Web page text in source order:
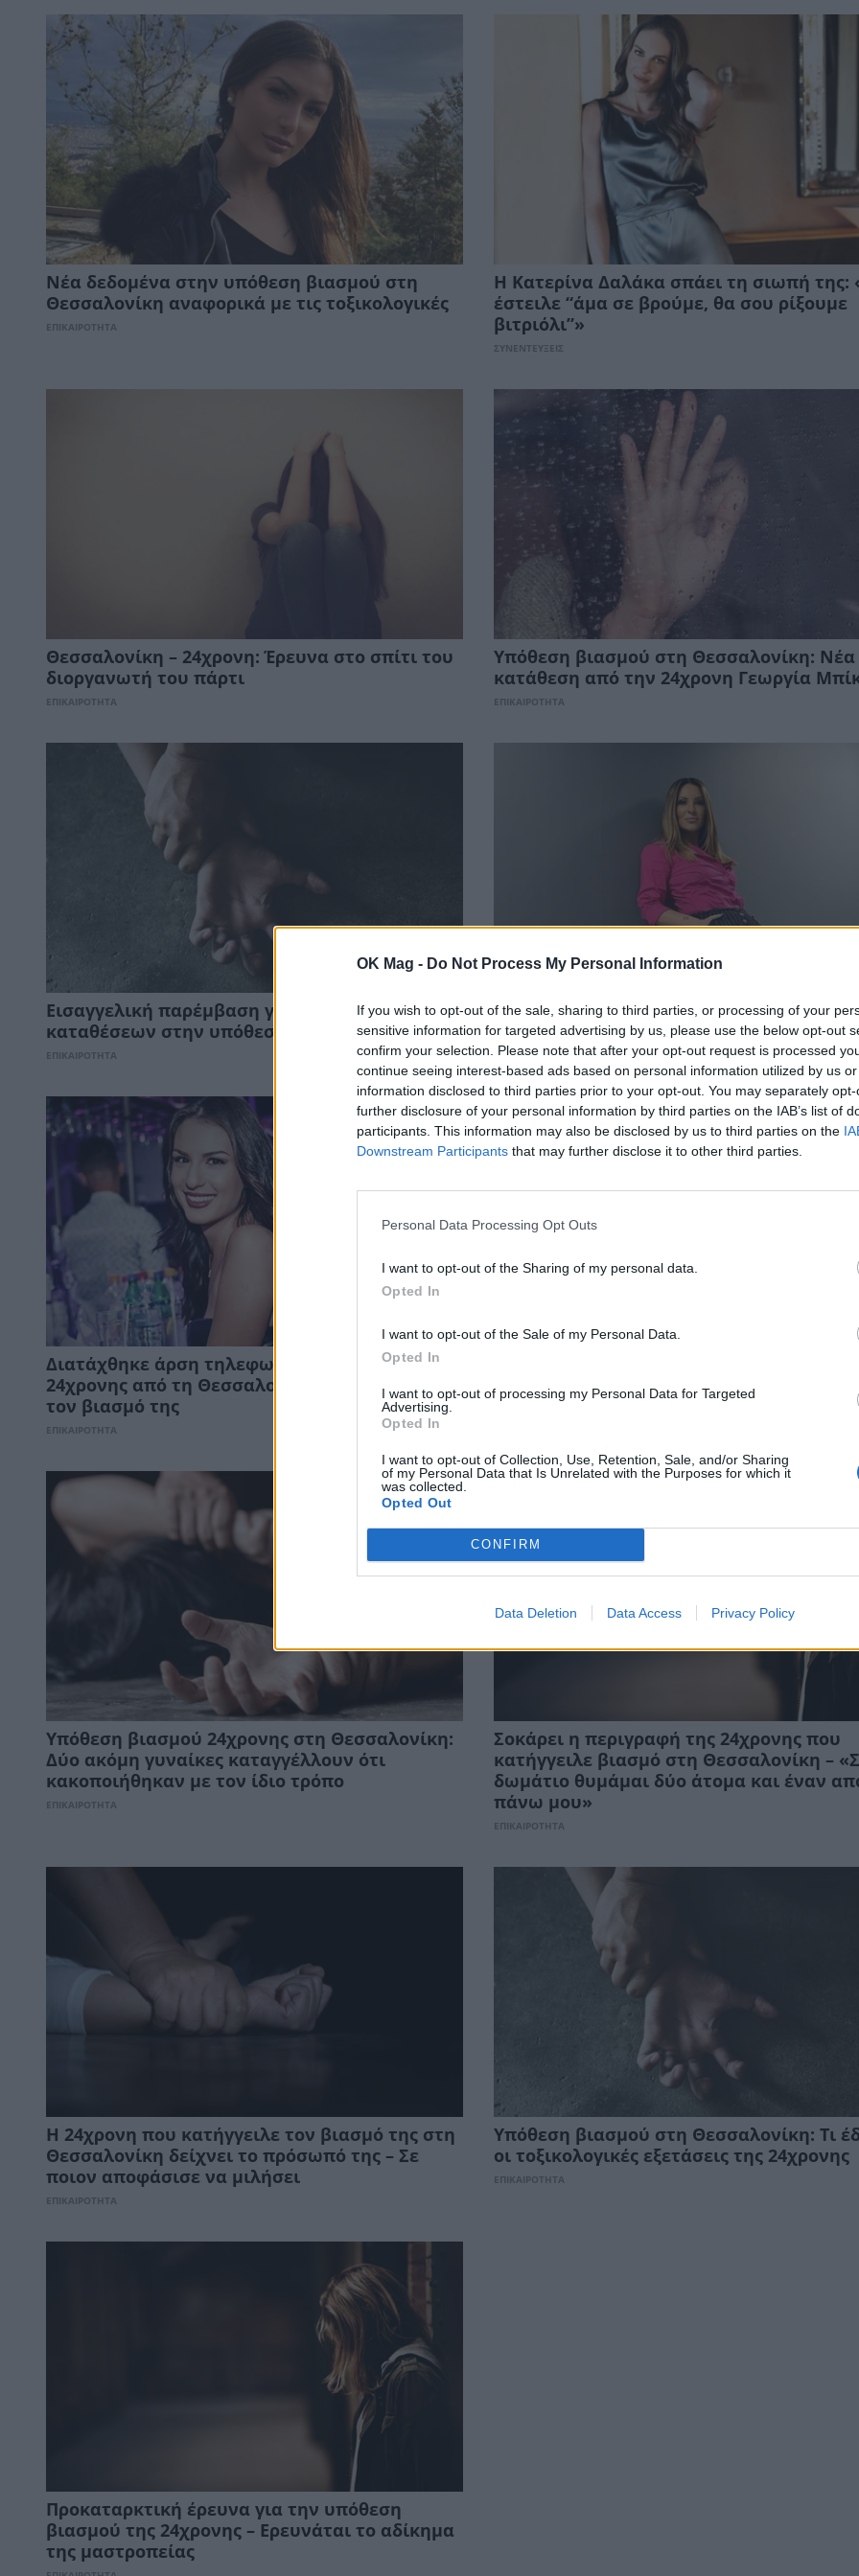
OK Mag - Do Not Process My Personal Information
If you wish to opt-out of the sale, sharing to third parties, or processing of your
sensitive information for targeted advertising by us, please use the below opt-out
confirm your selection. Please note that after your opt-out request is processed
continue seeing interest-based ads based on personal information utilized by us
information disclosed to third parties prior to your opt-out. You may separately
further disclosure of your personal information by third parties on the IAB’s list of
participants. This information may also be disclosed by us to third parties on the
Downstream Participants that may further disclose it to other third parties.
Personal Data Processing Opt Outs
I want to opt-out of the Sharing of my personal data.
Opted In
I want to opt-out of the Sale of my Personal Data.
Opted In
I want to opt-out of processing my Personal Data for Targeted
Advertising.
Opted In
I want to opt-out of Collection, Use, Retention, Sale, and/or Sharing
of my Personal Data that Is Unrelated with the Purposes for which it
was collected.
Opted Out
CONFIRM
Data Deletion Data Access Privacy Policy
Νέα δεδομένα στην υπόθεση βιασμού στη
Θεσσαλονίκη αναφορικά με τις τοξικολογικές
ΕΠΙΚΑΙΡΟΤΗΤΑ
Η Κατερίνα Δαλάκα σπάει τη σιωπή της:
έστειλε “άμα σε βρούμε, θα σου ρίξουμε
βιτριόλι”»
ΣΥΝΕΝΤΕΥΞΕΙΣ
Θεσσαλονίκη – 24χρονη: Έρευνα στο σπίτι του
διοργανωτή του πάρτι
ΕΠΙΚΑΙΡΟΤΗΤΑ
Υπόθεση βιασμού στη Θεσσαλονίκη: Νέα
κατάθεση από την 24χρονη Γεωργία
ΕΠΙΚΑΙΡΟΤΗΤΑ
Εισαγγελική παρέμβαση για τη διαρροή
καταθέσεων στην υπόθεση της 24χρονης
ΕΠΙΚΑΙΡΟΤΗΤΑ
Ναταλία Γερμανού: Το μήνυμα που
μετά τη συνέντευξη της 24χρονης
ΕΠΙΚΑΙΡΟΤΗΤΑ
Διατάχθηκε άρση τηλεφωνικού απορρήτου της
24χρονης από τη Θεσσαλονίκη που κατήγγελε
τον βιασμό της
ΕΠΙΚΑΙΡΟΤΗΤΑ
24χρονη μετά τις αποκαλύψεις για την
υπόθεση του βιασμού της
Υπόθεση βιασμού 24χρονης στη Θεσσαλονίκη:
Δύο ακόμη γυναίκες καταγγέλλουν ότι
κακοποιήθηκαν με τον ίδιο τρόπο
ΕΠΙΚΑΙΡΟΤΗΤΑ
Σοκάρει η περιγραφή της 24χρονης που
κατήγγειλε βιασμό στη Θεσσαλονίκη –
δωμάτιο θυμάμαι δύο άτομα και έναν
πάνω μου»
ΕΠΙΚΑΙΡΟΤΗΤΑ
Η 24χρονη που κατήγγειλε τον βιασμό της στη
Θεσσαλονίκη δείχνει το πρόσωπό της – Σε
ποιον αποφάσισε να μιλήσει
ΕΠΙΚΑΙΡΟΤΗΤΑ
Υπόθεση βιασμού στη Θεσσαλονίκη: Τι
οι τοξικολογικές εξετάσεις της 24χρονης
ΕΠΙΚΑΙΡΟΤΗΤΑ
Προκαταρκτική έρευνα για την υπόθεση
βιασμού της 24χρονης – Ερευνάται το αδίκημα
της μαστροπείας